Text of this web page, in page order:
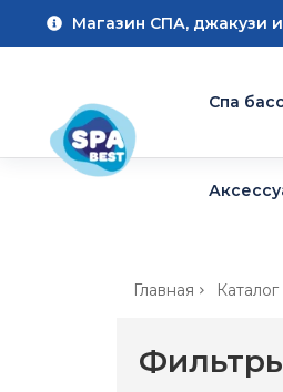
Магазин СПА, джакузи
Cпа
Главная